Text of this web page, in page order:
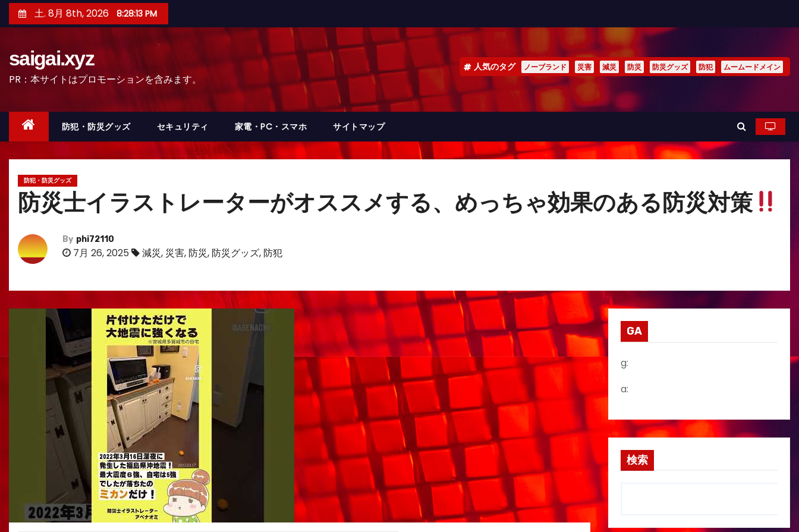
ン
ッ
土. 8月 8th, 2026 8:28:14 PM
saigai.xyz
PR：本サイトはプロモーションを含みます。
人気のタグ ノーブランド 災害 減災 防災 防災グッズ 防犯 ムームードメイン
防犯・防災グッズ セキュリティ 家電・PC・スマホ サイトマップ
防犯・防災グッズ
防災士イラストレーターがオススメする、めっちゃ効果のある防災対策
By phi72110
7月 26, 2025 減災, 災害, 防災, 防災グッズ, 防犯
GA
g:
a:
検索